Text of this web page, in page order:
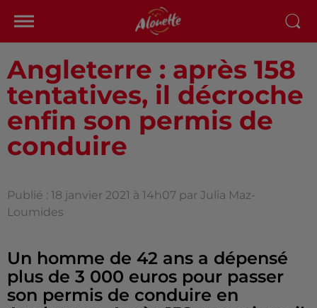
Angleterre : après 158
tentatives, il décroche
enfin son permis de
conduire
Publié : 18 janvier 2021 à 14h07 par Julia Maz-
Loumides
Un homme de 42 ans a dépensé
plus de 3 000 euros pour passer
son permis de conduire en